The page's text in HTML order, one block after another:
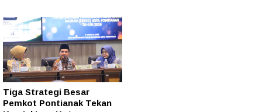
Tiga Strategi Besar
Pemkot Pontianak Tekan